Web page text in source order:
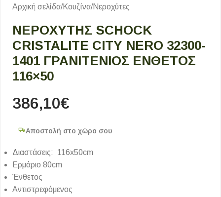
Αρχική σελίδα/Κουζίνα/Νεροχύτες
ΝΕΡΟΧΥΤΗΣ SCHOCK
CRISTALITE CITY NERO 32300-
1401 ΓΡΑΝΙΤΕΝΙΟΣ ΕΝΘΕΤΟΣ
116×50
386,10€
Αποστολή στο χώρο σου
Διαστάσεις: 116x50cm
Eρμάριο 80cm
Ένθετος
Αντιστρεφόμενος